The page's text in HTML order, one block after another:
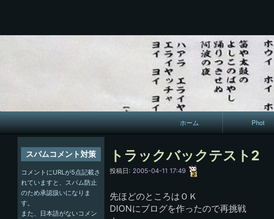
メ
イ
ホーム Phot
コースマップ
トラックバックテスト2
投稿日: 2005-04-11 17:49
先ほどのところはＯＫ
DIONにブログを作ったので再挑戦
スパムコメント対策
コメントにURLが5点記載さ
れていますと、スパム防止
のため承認扱いになりま
す。
また、日本語がないコメン